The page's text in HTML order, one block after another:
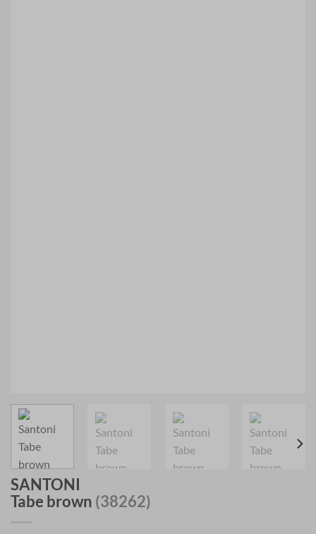
SANTONI
Tabe brown (38262)